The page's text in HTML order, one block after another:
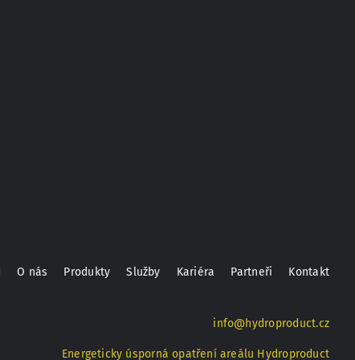
O nás Produkty Služby Kariéra Partneři Kontakt
info@hydroproduct.cz
Energeticky úsporná opatření areálu Hydroproduct